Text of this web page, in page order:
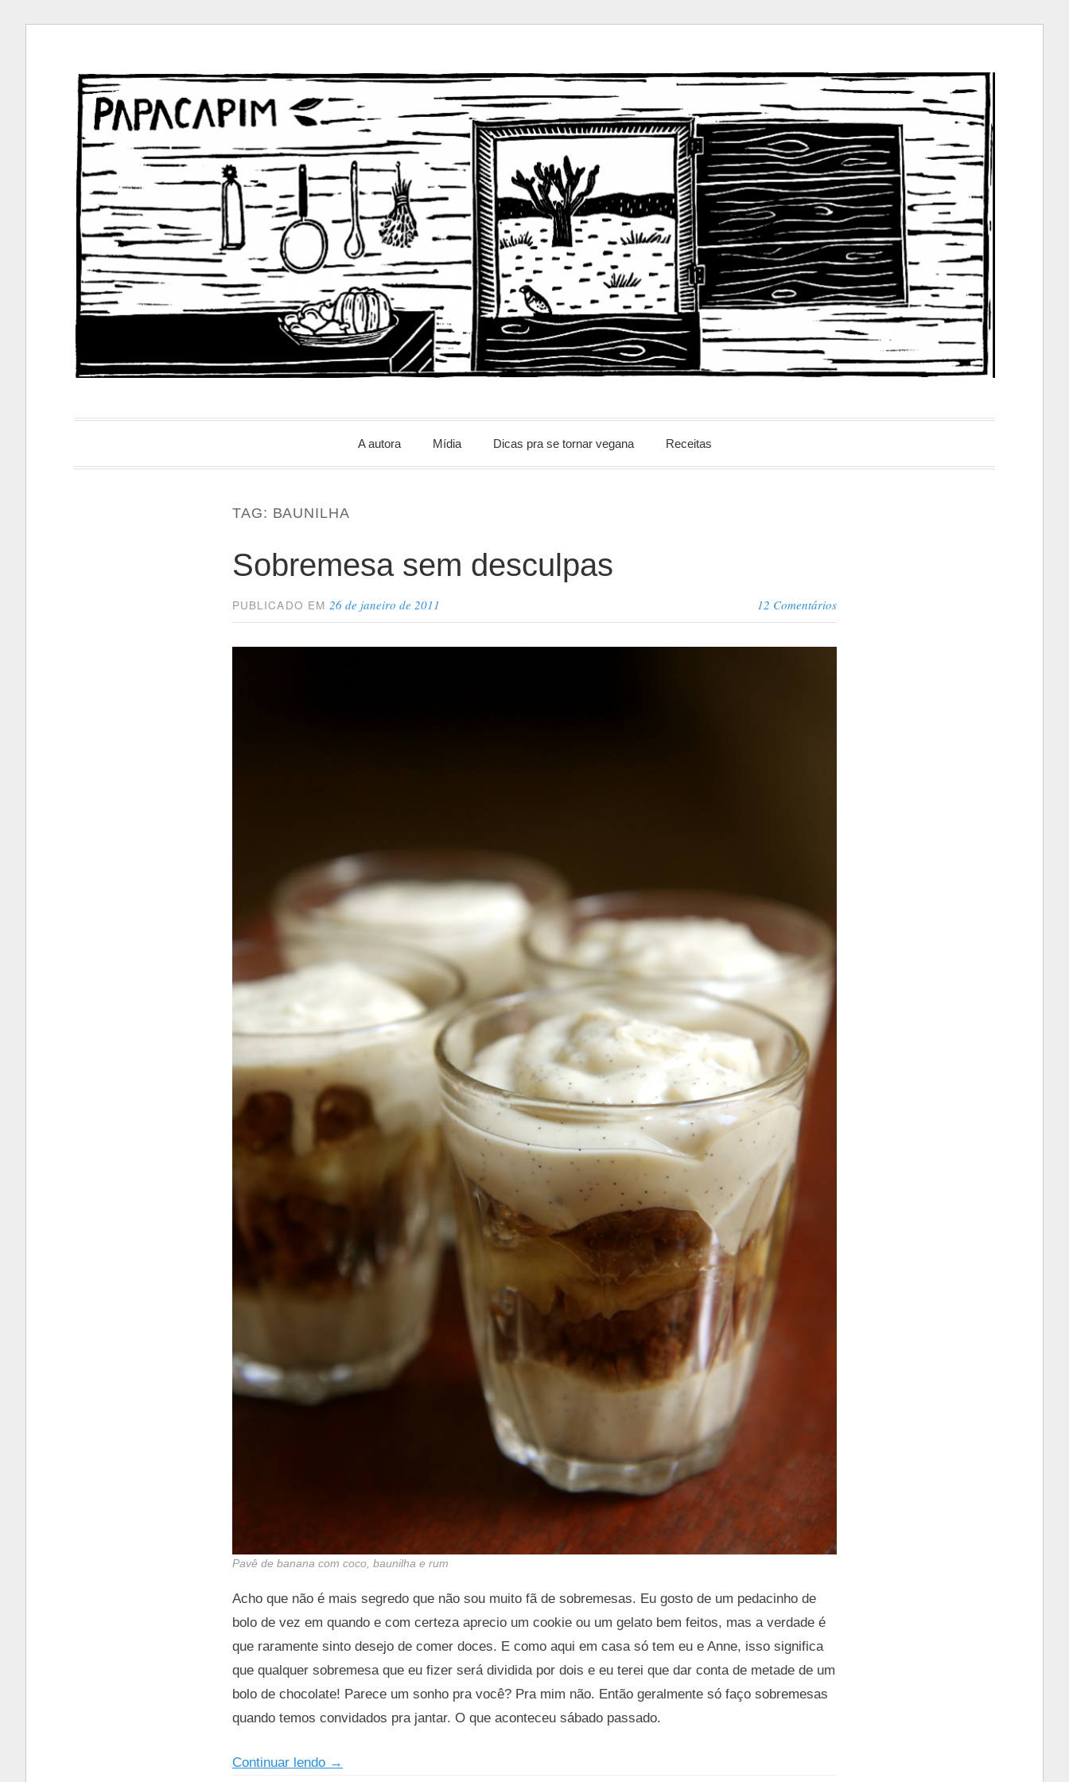
conteúdo
PapacapimA autora Mídia Dicas pra se tornar vegana Receitas
TAG: BAUNILHA
Sobremesa sem desculpas
PUBLICADO EM26 de janeiro de 2011 12 Comentários
Pavê de banana com coco, baunilha e rum
Acho que não é mais segredo que não sou muito fã de sobremesas. Eu gosto de um pedacinho de
bolo de vez em quando e com certeza aprecio um cookie ou um gelato bem feitos, mas a verdade é
que raramente sinto desejo de comer doces. E como aqui em casa só tem eu e Anne, isso significa
que qualquer sobremesa que eu fizer será dividida por dois e eu terei que dar conta de metade de um
bolo de chocolate! Parece um sonho pra você? Pra mim não. Então geralmente só faço sobremesas
quando temos convidados pra jantar. O que aconteceu sábado passado.
Continuar lendo “Sobremesa
→